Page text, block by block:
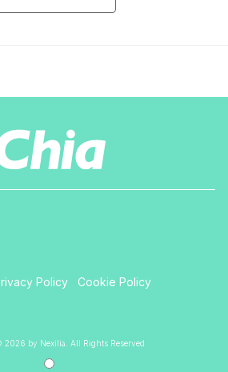
Policy
Cookie Policy
by Nexilia. All Rights Reserved